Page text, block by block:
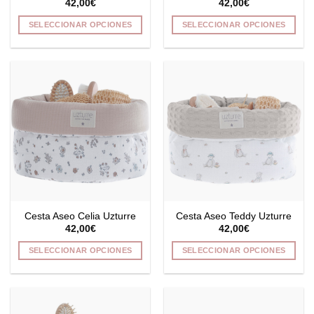
42,00€
SELECCIONAR OPCIONES
múltiples
variantes.
Las
opciones
se
pueden
elegir
página
de
producto
42,00€
SELECCIONAR OPCIONES
variantes.
Las
opciones
se
pueden
página
de
producto
Cesta Aseo Celia Uzturre
42,00€
SELECCIONAR OPCIONES
Cesta Aseo Teddy Uzturre
42,00€
SELECCIONAR OPCIONES